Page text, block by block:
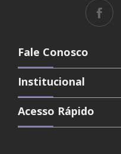
Fale Conosco
Institucional
Acesso Rápido